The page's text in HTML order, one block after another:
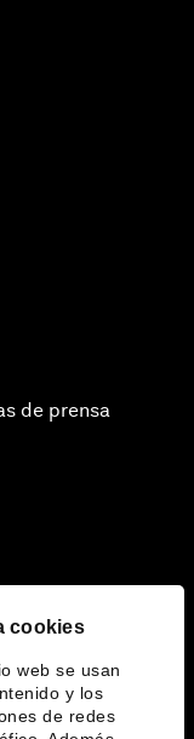
cookies
web se usan
y los
de redes
de prensa